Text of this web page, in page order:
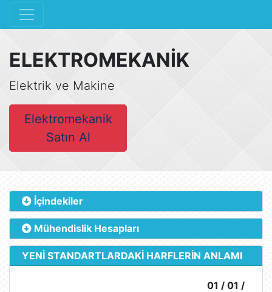
ELEKTROMEKANİK
Elektrik ve Makine
Elektromekanik
Satın Al
İçindekiler
Mühendislik Hesapları
YENİ STANDARTLARDAKİ HARFLERİN ANLAMI
01 / 01 /